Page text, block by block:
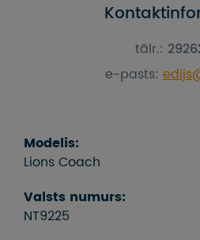
tālr.:
e-pasts:
Modelis:
Lions Coach
Valsts numurs:
NT9225